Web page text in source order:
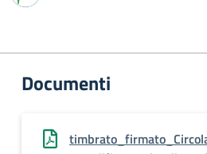
Documenti